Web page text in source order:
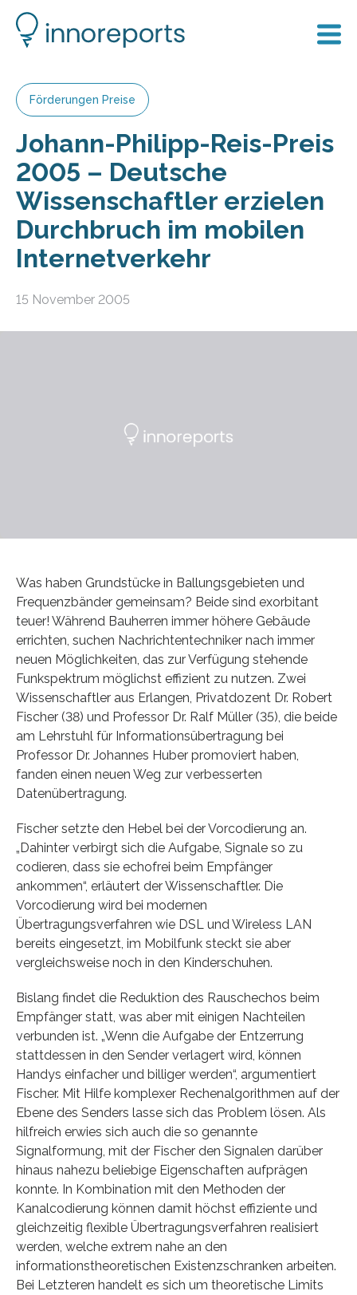
Förderungen Preise
Johann-Philipp-Reis-Preis
2005 – Deutsche
Wissenschaftler erzielen
Durchbruch im mobilen
Internetverkehr
15 November 2005
Was haben Grundstücke in Ballungsgebieten und
Frequenzbänder gemeinsam? Beide sind exorbitant
teuer! Während Bauherren immer höhere Gebäude
errichten, suchen Nachrichtentechniker nach immer
neuen Möglichkeiten, das zur Verfügung stehende
Funkspektrum möglichst effizient zu nutzen. Zwei
Wissenschaftler aus Erlangen, Privatdozent Dr. Robert
Fischer (38) und Professor Dr. Ralf Müller (35), die beide
am Lehrstuhl für Informationsübertragung bei
Professor Dr. Johannes Huber promoviert haben,
fanden einen neuen Weg zur verbesserten
Datenübertragung.
Fischer setzte den Hebel bei der Vorcodierung an.
„Dahinter verbirgt sich die Aufgabe, Signale so zu
codieren, dass sie echofrei beim Empfänger
ankommen“, erläutert der Wissenschaftler. Die
Vorcodierung wird bei modernen
Übertragungsverfahren wie DSL und Wireless LAN
bereits eingesetzt, im Mobilfunk steckt sie aber
vergleichsweise noch in den Kinderschuhen.
Bislang findet die Reduktion des Rauschechos beim
Empfänger statt, was aber mit einigen Nachteilen
verbunden ist. „Wenn die Aufgabe der Entzerrung
stattdessen in den Sender verlagert wird, können
Handys einfacher und billiger werden“, argumentiert
Fischer. Mit Hilfe komplexer Rechenalgorithmen auf der
Ebene des Senders lasse sich das Problem lösen. Als
hilfreich erwies sich auch die so genannte
Signalformung, mit der Fischer den Signalen darüber
hinaus nahezu beliebige Eigenschaften aufprägen
konnte. In Kombination mit den Methoden der
Kanalcodierung können damit höchst effiziente und
gleichzeitig flexible Übertragungsverfahren realisiert
werden, welche extrem nahe an den
informationstheoretischen Existenzschranken arbeiten.
Bei Letzteren handelt es sich um theoretische Limits